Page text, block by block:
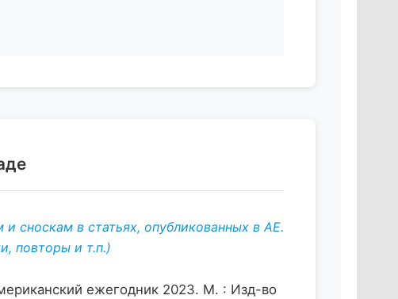
сноскам в статьях, опубликованных в АЕ.
повторы и т.п.)
ежегодник 2023. М. : Изд-во